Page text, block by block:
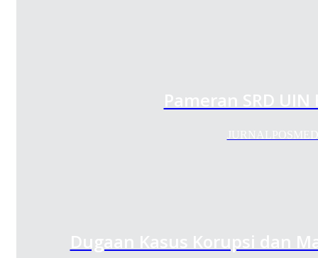
Pameran SRD
Dugaan Kasus Korupsi dan